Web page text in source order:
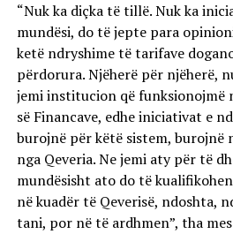
“Nuk ka diçka të tillë. Nuk ka
mundësi, do të jepte para
ketë ndryshime të tarifave
përdorura. Njëherë për njëherë,
jemi institucion që funksionojmë
së Financave, edhe iniciativat e
burojnë për këtë sistem, burojnë
nga Qeveria. Ne jemi aty për të
mundësisht ato do të
në kuadër të Qeverisë, ndoshta,
tani, por në të ardhmen”, tha